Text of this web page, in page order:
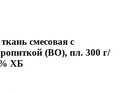
смесовая с
(ВО), пл. 300 г/
ХБ